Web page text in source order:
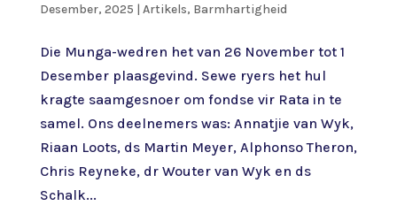
Desember, 2025 | Artikels, Barmhartigheid
Die Munga-wedren het van 26 November tot 1
Desember plaasgevind. Sewe ryers het hul
kragte saamgesnoer om fondse vir Rata in te
samel. Ons deelnemers was: Annatjie van Wyk,
Riaan Loots, ds Martin Meyer, Alphonso Theron,
Chris Reyneke, dr Wouter van Wyk en ds
Schalk...